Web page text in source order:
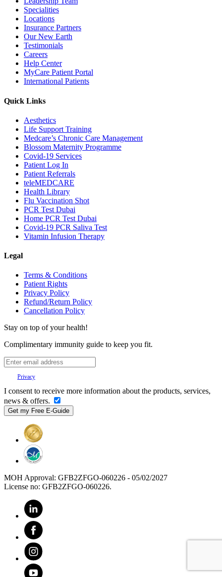
Specialities
Locations
Insurance Partners
Our New Earth
Testimonials
Careers
Help Center
MyCare Patient Portal
International Patients
Quick Links
Aesthetics
Life Support Training
Medcare’s Chronic Care Management
Blossom Maternity Programme
Covid-19 Services
Patient Log In
Patient Referrals
teleMEDCARE
Health Library
Flu Vaccination Shot
PCR Test Dubai
Home PCR Test Dubai
Covid-19 PCR Saliva Test
Vitamin Infusion Therapy
Legal
Terms & Conditions
Patient Rights
Privacy Policy
Refund/Return Policy
Cancellation Policy
Stay on top of your health!
Complimentary immunity guide to keep you fit.
Privacy
I consent to receive more information about the products, services,
news & offers.
MOH Approval: GFB2ZFGO-060226 - 05/02/2027
License no: GFB2ZFGO-060226.